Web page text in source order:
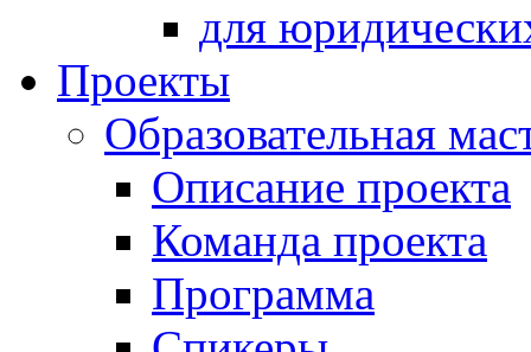
для
Проекты
Образовательная
Описание проекта
Команда проекта
Программа